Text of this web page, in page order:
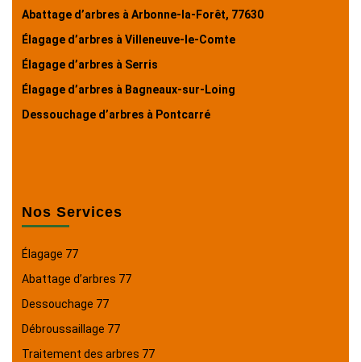
Abattage d’arbres à Arbonne-la-Forêt, 77630
Élagage d’arbres à Villeneuve-le-Comte
Élagage d’arbres à Serris
Élagage d’arbres à Bagneaux-sur-Loing
Dessouchage d’arbres à Pontcarré
Nos Services
Élagage 77
Abattage d’arbres 77
Dessouchage 77
Débroussaillage 77
Traitement des arbres 77